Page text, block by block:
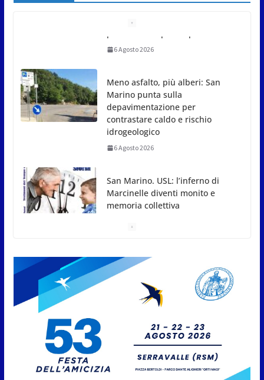
Meno asfalto, più alberi: San
contrastare caldo e rischio
idrogeologico
6 Agosto 2026
San Marino. USL: l’inferno di
6 Agosto 2026
approvato
6 Agosto 2026
Protezione Civile San Marino.
della fase preliminare di
preallarme, dal 3 al 9 agosto
6 Agosto 2026